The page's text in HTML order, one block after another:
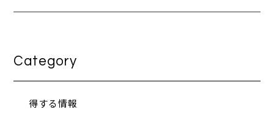
Category
得する情報